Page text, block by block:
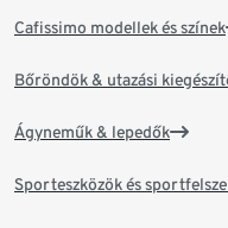
Cafissimo modellek és színek
Bőröndök & utazási
Ágyneműk & lepedők
Sporteszközök és